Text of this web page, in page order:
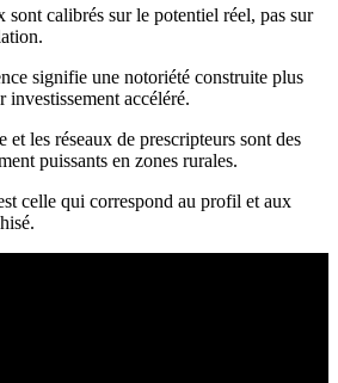
sont calibrés sur le potentiel réel, pas sur
signifie une notoriété construite plus
investissement accéléré.
et les réseaux de prescripteurs sont des
puissants en zones rurales.
celle qui correspond au profil et aux